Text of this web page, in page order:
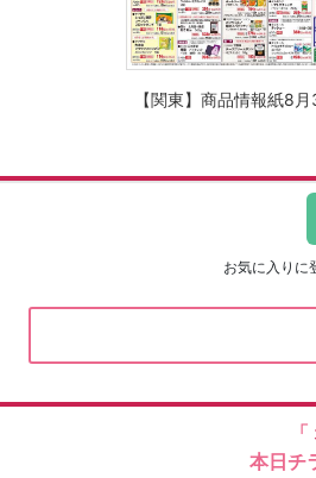
【関東】商品情報紙8
お気に入りに
「
本日チ